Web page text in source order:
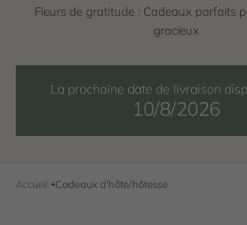
Fleurs de gratitude : Cadeaux parfaits
gracieux
La prochaine date de livraison
10/8/2026
Accueil Cadeaux d'hôte/hôtesse